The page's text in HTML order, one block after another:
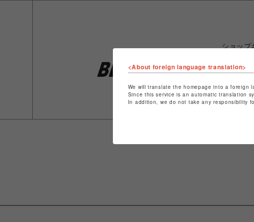
ショップ
ショップ
<About foreign language translation>
We will translate the homepage into a foreign
Since this service is an automatic translation
In addition, we do not take any responsibility